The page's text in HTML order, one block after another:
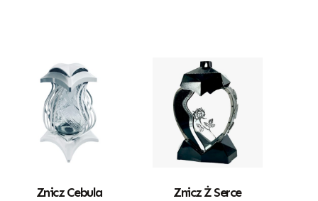
Znicz Cebula
Znicz Ż Serce